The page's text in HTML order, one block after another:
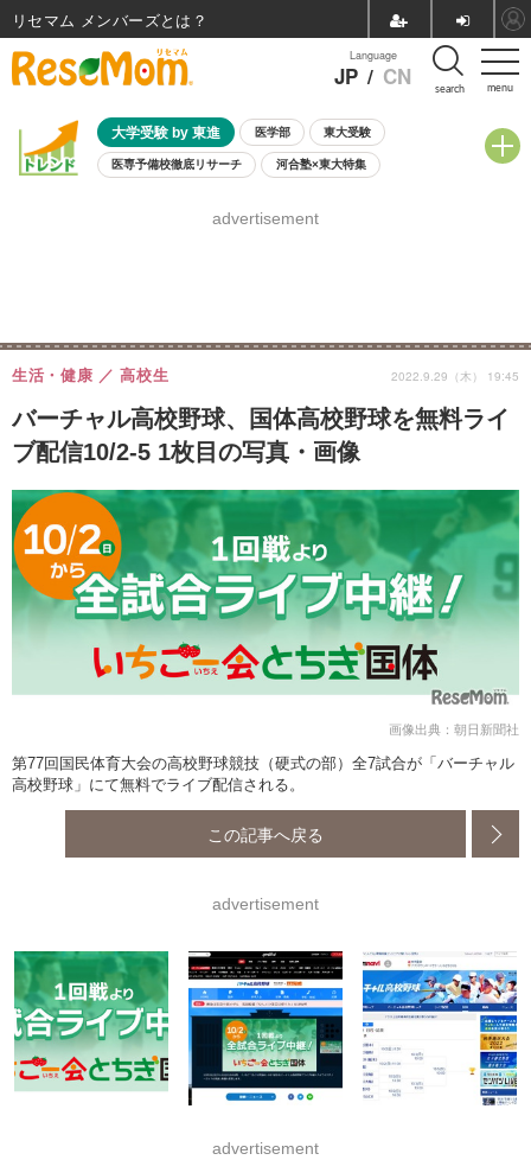
menu
Language
JP / CN search
大学受験 by 東進 医学部 東大受験
医専予備校徹底リサーチ 河合塾×東大特集
8月開催学校説明会・相談会
advertisement
バーチャル高校野球、国体高校野球を無料ライ
ブ配信10/2-5 1枚目の写真・画像
生活・健康 高校生 2022.9.29（木） 19:45
画像出典：朝日新聞社
第77回国民体育大会の高校野球競技（硬式の部）全7試合が「バーチャル
高校野球」にて無料でライブ配信される。
この記事へ戻る
advertisement
advertisement
リセマム メンバーズ